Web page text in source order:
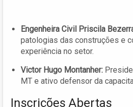
Engenheira Civil Priscila
patologias das construções e
experiência no setor.
Victor Hugo Montanher:
MT e ativo defensor da
Inscrições Abertas